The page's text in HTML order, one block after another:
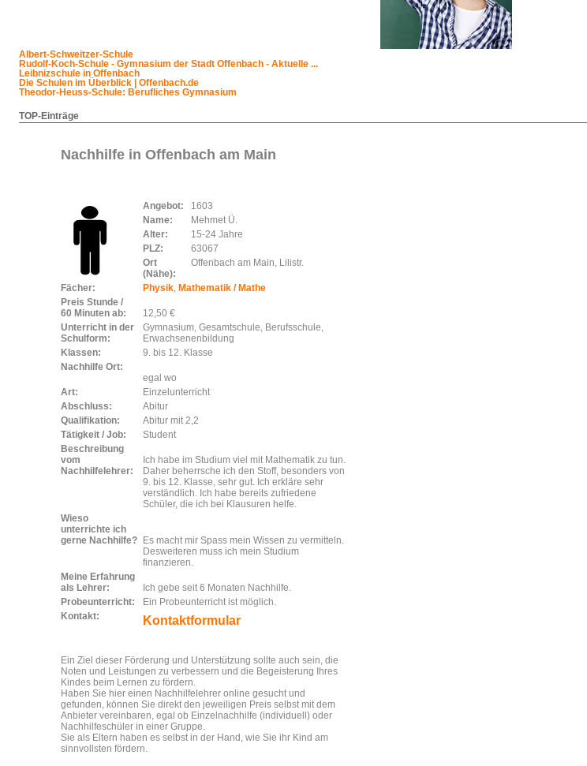
Albert-Schweitzer-Schule
Rudolf-Koch-Schule - Gymnasium der Stadt Offenbach - Aktuelle ...
Leibnizschule in Offenbach
Die Schulen im Überblick | Offenbach.de
Theodor-Heuss-Schule: Berufliches Gymnasium
TOP-Einträge
Nachhilfe in Offenbach am Main
Angebot:
1603
Name:
Mehmet Ü.
Alter:
15-24 Jahre
PLZ:
63067
Ort
(Nähe):
Offenbach am Main, Lilistr.
Fächer: Physik, Mathematik / Mathe
Preis Stunde /
60 Minuten ab:
12,50 €
Unterricht in der
Schulform:
Gymnasium, Gesamtschule, Berufsschule,
Erwachsenenbildung
Klassen:
9. bis 12. Klasse
Nachhilfe Ort:
egal wo
Art:
Einzelunterricht
Abschluss:
Abitur
Qualifikation:
Abitur mit 2,2
Tätigkeit / Job:
Student
Beschreibung
vom
Nachhilfelehrer:
Ich habe im Studium viel mit Mathematik zu tun.
Daher beherrsche ich den Stoff, besonders von
9. bis 12. Klasse, sehr gut. Ich erkläre sehr
verständlich. Ich habe bereits zufriedene
Schüler, die ich bei Klausuren helfe.
Wieso
unterrichte ich
gerne Nachhilfe?
Es macht mir Spass mein Wissen zu vermitteln.
Desweiteren muss ich mein Studium
finanzieren.
Meine Erfahrung
als Lehrer:
Ich gebe seit 6 Monaten Nachhilfe.
Probeunterricht:
Ein Probeunterricht ist möglich.
Kontakt:
Kontaktformular
Ein Ziel dieser Förderung und Unterstützung sollte auch sein, die
Noten und Leistungen zu verbessern und die Begeisterung Ihres
Kindes beim Lernen zu fördern.
Haben Sie hier einen Nachhilfelehrer online gesucht und
gefunden, können Sie direkt den jeweiligen Preis selbst mit dem
Anbieter vereinbaren, egal ob Einzelnachhilfe (individuell) oder
Nachhilfeschüler in einer Gruppe.
Sie als Eltern haben es selbst in der Hand, wie Sie ihr Kind am
sinnvollsten fördern.